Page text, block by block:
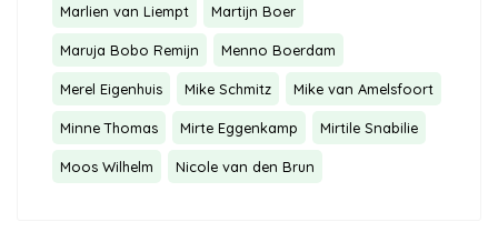
Marlien van Liempt Martijn Boer
Maruja Bobo Remijn Menno Boerdam
Merel Eigenhuis Mike Schmitz Mike van Amelsfoort
Minne Thomas Mirte Eggenkamp Mirtile Snabilie
Moos Wilhelm Nicole van den Brun